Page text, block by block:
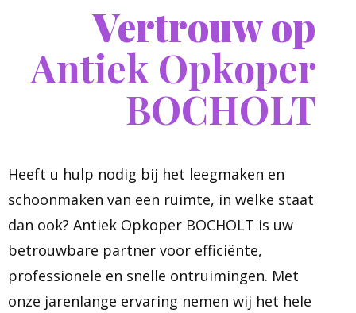
Vertrouw op
Antiek Opkoper
BOCHOLT
Heeft u hulp nodig bij het leegmaken en
schoonmaken van een ruimte, in welke staat
dan ook? Antiek Opkoper BOCHOLT is uw
betrouwbare partner voor efficiënte,
professionele en snelle ontruimingen. Met
onze jarenlange ervaring nemen wij het hele